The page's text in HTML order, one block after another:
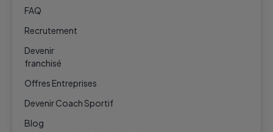
FAQ
Recrutement
Devenir
franchisé
Offres Entreprises
Devenir Coach Sportif
Blog